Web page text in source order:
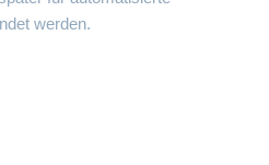
werden.